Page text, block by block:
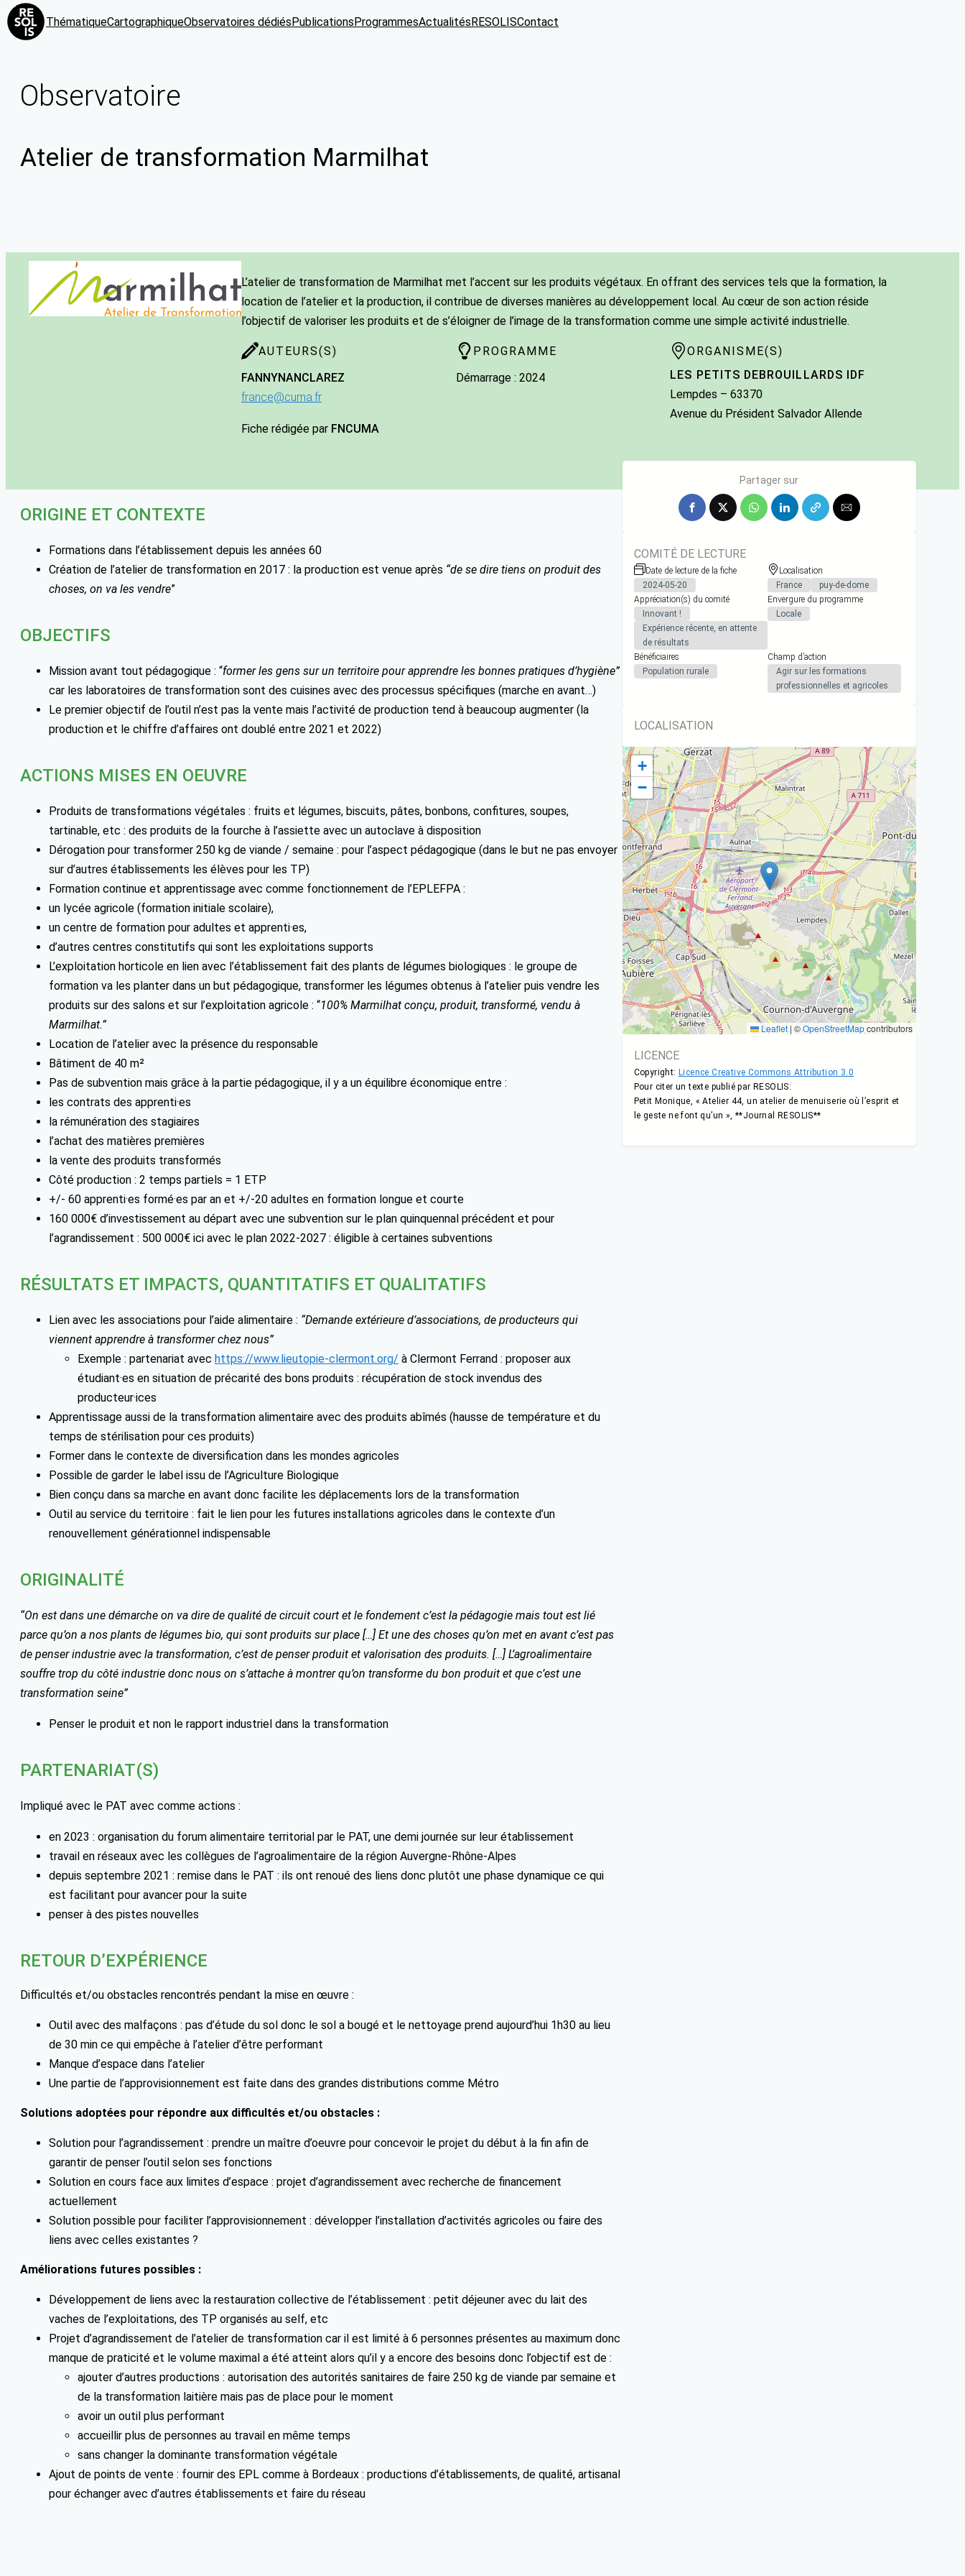
ThématiqueCartographiqueObservatoires dédiésPublicationsProgrammesActualitésRESOLISContact
Observatoire
Atelier de transformation Marmilhat
L’atelier de transformation de Marmilhat met l’accent sur les produits végétaux. En offrant des services tels que la formation, la
location de l’atelier et la production, il contribue de diverses manières au développement local. Au cœur de son action réside
l’objectif de valoriser les produits et de s’éloigner de l’image de la transformation comme une simple activité industrielle.
AUTEURS(S)
FANNYNANCLAREZ
france@cuma.fr
Fiche rédigée par FNCUMA
PROGRAMME
Démarrage : 2024
ORGANISME(S)
LES PETITS DEBROUILLARDS IDF
Lempdes – 63370
Avenue du Président Salvador Allende
ORIGINE ET CONTEXTE
Formations dans l’établissement depuis les années 60
Création de l’atelier de transformation en 2017 : la production est venue après “de se dire tiens on produit des
choses, on va les vendre”
OBJECTIFS
Mission avant tout pédagogique : “former les gens sur un territoire pour apprendre les bonnes pratiques d’hygiène”
car les laboratoires de transformation sont des cuisines avec des processus spécifiques (marche en avant…)
Le premier objectif de l’outil n’est pas la vente mais l’activité de production tend à beaucoup augmenter (la
production et le chiffre d’affaires ont doublé entre 2021 et 2022)
ACTIONS MISES EN OEUVRE
Produits de transformations végétales : fruits et légumes, biscuits, pâtes, bonbons, confitures, soupes,
tartinable, etc : des produits de la fourche à l’assiette avec un autoclave à disposition
Dérogation pour transformer 250 kg de viande / semaine : pour l’aspect pédagogique (dans le but ne pas envoyer
sur d’autres établissements les élèves pour les TP)
Formation continue et apprentissage avec comme fonctionnement de l’EPLEFPA :
un lycée agricole (formation initiale scolaire),
un centre de formation pour adultes et apprenti·es,
d’autres centres constitutifs qui sont les exploitations supports
L’exploitation horticole en lien avec l’établissement fait des plants de légumes biologiques : le groupe de
formation va les planter dans un but pédagogique, transformer les légumes obtenus à l’atelier puis vendre les
produits sur des salons et sur l’exploitation agricole : “100% Marmilhat conçu, produit, transformé, vendu à
Marmilhat.”
Location de l’atelier avec la présence du responsable
Bâtiment de 40 m²
Pas de subvention mais grâce à la partie pédagogique, il y a un équilibre économique entre :
les contrats des apprenti·es
la rémunération des stagiaires
l’achat des matières premières
la vente des produits transformés
Côté production : 2 temps partiels = 1 ETP
+/- 60 apprenti·es formé·es par an et +/-20 adultes en formation longue et courte
160 000€ d’investissement au départ avec une subvention sur le plan quinquennal précédent et pour
l’agrandissement : 500 000€ ici avec le plan 2022-2027 : éligible à certaines subventions
RÉSULTATS ET IMPACTS, QUANTITATIFS ET QUALITATIFS
Lien avec les associations pour l’aide alimentaire : “Demande extérieure d’associations, de producteurs qui
viennent apprendre à transformer chez nous”
Exemple : partenariat avec https://www.lieutopie-clermont.org/ à Clermont Ferrand : proposer aux
étudiant·es en situation de précarité des bons produits : récupération de stock invendus des
producteur·ices
Apprentissage aussi de la transformation alimentaire avec des produits abîmés (hausse de température et du
temps de stérilisation pour ces produits)
Former dans le contexte de diversification dans les mondes agricoles
Possible de garder le label issu de l’Agriculture Biologique
Bien conçu dans sa marche en avant donc facilite les déplacements lors de la transformation
Outil au service du territoire : fait le lien pour les futures installations agricoles dans le contexte d’un
renouvellement générationnel indispensable
ORIGINALITÉ
“On est dans une démarche on va dire de qualité de circuit court et le fondement c’est la pédagogie mais tout est lié
parce qu’on a nos plants de légumes bio, qui sont produits sur place […] Et une des choses qu’on met en avant c’est pas
de penser industrie avec la transformation, c’est de penser produit et valorisation des produits. […] L’agroalimentaire
souffre trop du côté industrie donc nous on s’attache à montrer qu’on transforme du bon produit et que c’est une
transformation seine”
Penser le produit et non le rapport industriel dans la transformation
PARTENARIAT(S)
Impliqué avec le PAT avec comme actions :
en 2023 : organisation du forum alimentaire territorial par le PAT, une demi journée sur leur établissement
travail en réseaux avec les collègues de l’agroalimentaire de la région Auvergne-Rhône-Alpes
depuis septembre 2021 : remise dans le PAT : ils ont renoué des liens donc plutôt une phase dynamique ce qui
est facilitant pour avancer pour la suite
penser à des pistes nouvelles
RETOUR D’EXPÉRIENCE
Difficultés et/ou obstacles rencontrés pendant la mise en œuvre :
Outil avec des malfaçons : pas d’étude du sol donc le sol a bougé et le nettoyage prend aujourd’hui 1h30 au lieu
de 30 min ce qui empêche à l’atelier d’être performant
Manque d’espace dans l’atelier
Une partie de l’approvisionnement est faite dans des grandes distributions comme Métro
Solutions adoptées pour répondre aux difficultés et/ou obstacles :
Solution pour l’agrandissement : prendre un maître d’oeuvre pour concevoir le projet du début à la fin afin de
garantir de penser l’outil selon ses fonctions
Solution en cours face aux limites d’espace : projet d’agrandissement avec recherche de financement
actuellement
Solution possible pour faciliter l’approvisionnement : développer l’installation d’activités agricoles ou faire des
liens avec celles existantes ?
Améliorations futures possibles :
Développement de liens avec la restauration collective de l’établissement : petit déjeuner avec du lait des
vaches de l’exploitations, des TP organisés au self, etc
Projet d’agrandissement de l’atelier de transformation car il est limité à 6 personnes présentes au maximum donc
manque de praticité et le volume maximal a été atteint alors qu’il y a encore des besoins donc l’objectif est de :
ajouter d’autres productions : autorisation des autorités sanitaires de faire 250 kg de viande par semaine et
de la transformation laitière mais pas de place pour le moment
avoir un outil plus performant
accueillir plus de personnes au travail en même temps
sans changer la dominante transformation végétale
Ajout de points de vente : fournir des EPL comme à Bordeaux : productions d’établissements, de qualité, artisanal
pour échanger avec d’autres établissements et faire du réseau
Partager sur
COMITÉ DE LECTURE
Date de lecture de la fiche
2024-05-20
Localisation
France
puy-de-dome
Appréciation(s) du comité
Innovant !
Expérience récente, en attente
de résultats
Envergure du programme
Locale
Bénéficiaires
Population rurale
Champ d’action
Agir sur les formations
professionnelles et agricoles
LOCALISATION
+
−
Leaflet | ©OpenStreetMapcontributors
LICENCE
Copyright: Licence Creative Commons Attribution 3.0
Pour citer un texte publié par RESOLIS:
Petit Monique, « Atelier 44, un atelier de menuiserie où l’esprit et
le geste ne font qu’un », **Journal RESOLIS**